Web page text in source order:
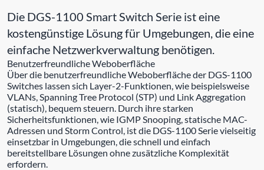
Die DGS-1100 Smart Switch Serie ist eine
kostengünstige Lösung für Umgebungen, die eine
einfache Netzwerkverwaltung benötigen.
Benutzerfreundliche Weboberfläche
Über die benutzerfreundliche Weboberfläche der DGS-1100
Switches lassen sich Layer-2-Funktionen, wie beispielsweise
VLANs, Spanning Tree Protocol (STP) und Link Aggregation
(statisch), bequem steuern. Durch ihre starken
Sicherheitsfunktionen, wie IGMP Snooping, statische MAC-
Adressen und Storm Control, ist die DGS-1100 Serie vielseitig
einsetzbar in Umgebungen, die schnell und einfach
bereitstellbare Lösungen ohne zusätzliche Komplexität
erfordern.